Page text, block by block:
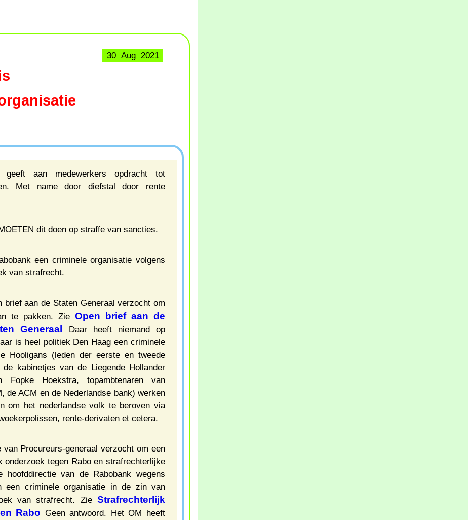
30 Aug 2021
geeft aan medewerkers opdracht tot
Met name door diefstal door rente
dit doen op straffe van sancties.
een criminele organisatie volgens
van strafrecht.
brief aan de Staten Generaal verzocht om
te pakken. Zie Open brief aan de
Generaal
Daar heeft niemand op
is heel politiek Den Haag een criminele
Hooligans (leden der eerste en tweede
kabinetjes van de Liegende Hollander
Fopke Hoekstra, topambtenaren van
de ACM en de Nederlandse bank) werken
om het nederlandse volk te beroven via
rente-derivaten et cetera.
van Procureurs-generaal verzocht om een
onderzoek tegen Rabo en strafrechterlijke
hoofddirectie van de Rabobank wegens
een criminele organisatie in de zin van
van strafrecht. Zie Strafrechterlijk
Rabo Geen antwoord. Het OM heeft